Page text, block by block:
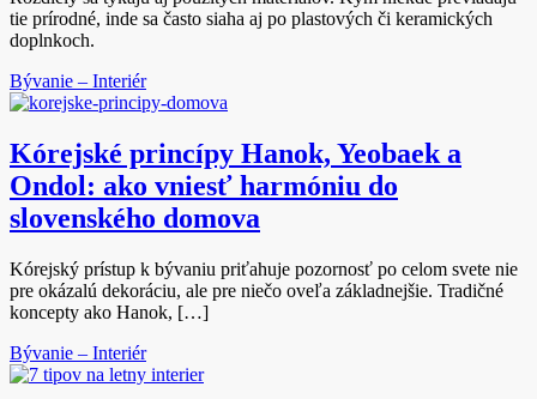
tie prírodné, inde sa často siaha aj po plastových či keramických
doplnkoch.
Bývanie – Interiér
Kórejské princípy Hanok, Yeobaek a
Ondol: ako vniesť harmóniu do
slovenského domova
Kórejský prístup k bývaniu priťahuje pozornosť po celom svete nie
pre okázalú dekoráciu, ale pre niečo oveľa základnejšie. Tradičné
koncepty ako Hanok, […]
Bývanie – Interiér